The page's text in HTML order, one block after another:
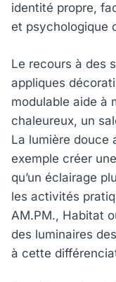
identité propre,
et psychologique
Le recours à des
appliques
modulable aide à
chaleureux, un
La lumière douce
exemple créer
qu’un éclairage
les activités
AM.PM., Habitat
des luminaires
à cette